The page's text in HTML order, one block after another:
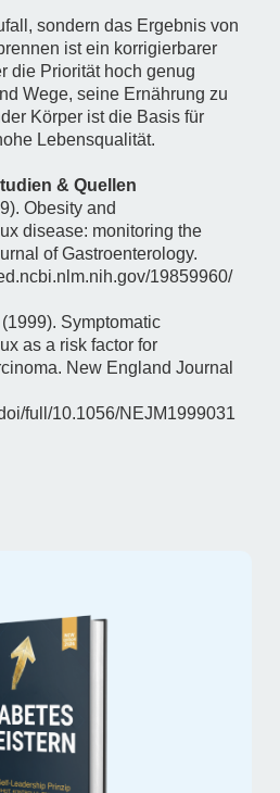
sondern das Ergebnis von
ist ein korrigierbarer
die Priorität hoch genug
Wege, seine Ernährung zu
Körper ist die Basis für
Lebensqualität.
& Quellen
Obesity and
disease: monitoring the
of Gastroenterology.
19859960/
Symptomatic
as a risk factor for
New England Journal
full/10.1056/NEJM1999031